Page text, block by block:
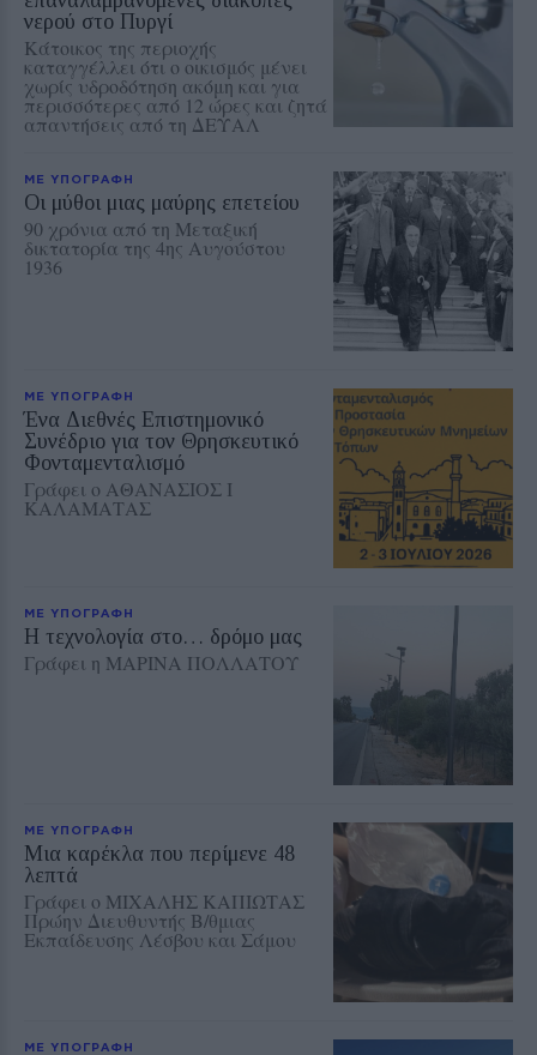
νερού στο Πυργί
Κάτοικος της περιοχής
καταγγέλλει ότι ο οικισμός μένει
χωρίς υδροδότηση ακόμη και για
περισσότερες από 12 ώρες και ζητά
απαντήσεις από τη ΔΕΥΑΛ
ΜΕ ΥΠΟΓΡΑΦΗ
Οι μύθοι μιας μαύρης επετείου
90 χρόνια από τη Μεταξική
δικτατορία της 4ης Αυγούστου
1936
ΜΕ ΥΠΟΓΡΑΦΗ
Ένα Διεθνές Επιστημονικό
Συνέδριο για τον Θρησκευτικό
Φονταμενταλισμό
Γράφει ο ΑΘΑΝΑΣΙΟΣ Ι
ΚΑΛΑΜΑΤΑΣ
ΜΕ ΥΠΟΓΡΑΦΗ
Η τεχνολογία στο… δρόμο μας
Γράφει η ΜΑΡΙΝΑ ΠΟΛΛΑΤΟΥ
ΜΕ ΥΠΟΓΡΑΦΗ
Μια καρέκλα που περίμενε 48
λεπτά
Γράφει ο ΜΙΧΑΛΗΣ ΚΑΠΙΩΤΑΣ
Πρώην Διευθυντής Β/θμιας
Εκπαίδευσης Λέσβου και Σάμου
ΜΕ ΥΠΟΓΡΑΦΗ